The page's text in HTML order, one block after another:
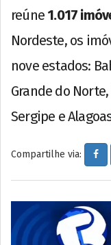
reúne 1.017
Nordeste, os
nove estados:
Grande do
Sergipe e
Compartilhe via: